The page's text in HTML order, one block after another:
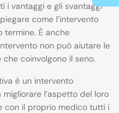
i vantaggi e gli svantaggi
come l’intervento
termine. È anche
non può aiutare le
coinvolgono il seno.
è un intervento
l’aspetto del loro
con il proprio medico tutti i